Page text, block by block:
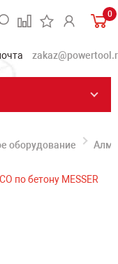
0
оборудование